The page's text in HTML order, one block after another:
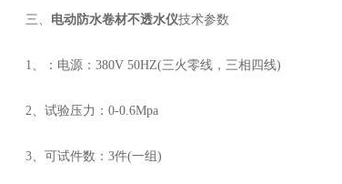
三、 电动防水卷材不透水仪技术参数
1、：电源：380V 50HZ(三火零线，三相四线)
2、试验压力：0-0.6Mpa
3、可试件数：3件(一组)